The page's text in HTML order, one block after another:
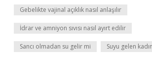
Gebelikte vajinal açıklık nasıl anlaşılır
İdrar ve amniyon sıvısı nasıl ayırt edilir
Sancı olmadan su gelir mi Suyu gelen